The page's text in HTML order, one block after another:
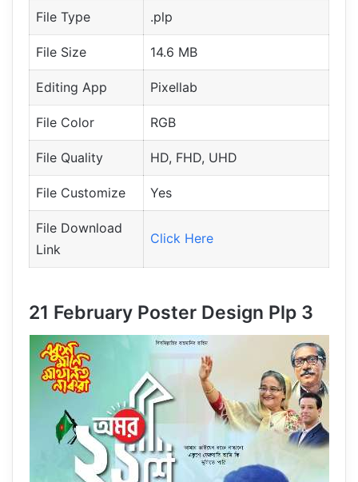
File Type .plp
File Size 14.6 MB
Editing App Pixellab
File Color RGB
File Quality HD, FHD, UHD
File Customize Yes
File Download
Link
Click Here
21 February Poster Design Plp 3